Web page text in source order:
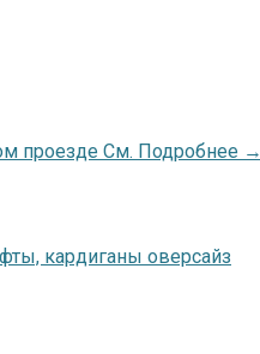
проезде См. Подробнее →
кардиганы оверсайз